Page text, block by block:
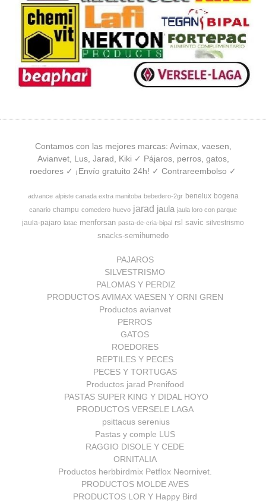
Contamos con las mejores marcas: Avimax, vaesen,
Avianvet, Lus, Jarad, Kiki ✓ Pájaros, perros, gatos,
roedores ✓ ¡Envío gratuito 24h! ✓ Contrareembolso ✓
advance alpiste canada extra manitoba bebedero-2gr benelux bogena
canario champu comedero huevo jarad jaula jaula loro con parque
jaula-pajaro latac menforsan pasta-de-cria-bipal rsl savic silvestrismo
snacks-semihumedo
PAJAROS
SILVESTRISMO
PALOMAS Y PERDIZ
PRODUCTOS AVIMAX VAESEN Y ORNI GREN
Productos avianvet
PERROS
GATOS
ROEDORES
REPTILES Y PECES
PECES Y TORTUGAS
Productos jarad Prenifood
PASTAS SUPER KING Y DIDAL HOYO
PRODUCTOS VERSELE LAGA
psittacus serenius
Pastas y comple LUS
RAGGIO DISOLE Y CEDE
ORNITALIA
Productos herbbirdmix Petflox Neornivet.
PRODUCTOS MOLDE AVES
PRODUCTOS LOR Y Happy Bird